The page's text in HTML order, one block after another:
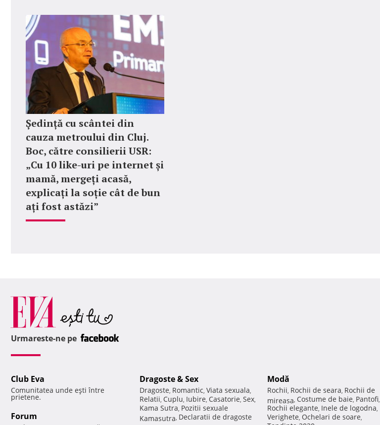
Ședință cu scântei din
cauza metroului din Cluj.
Boc, către consilierii USR:
„Cu 10 like-uri pe internet și
mamă, mergeți acasă,
explicați la soție cât de bun
ați fost astăzi”
Urmareste-ne pe
Club Eva
Comunitatea unde eşti între
prietene.
Forum
Dragoste & Sex
Dragoste, Romantic, Viata sexuala,
Relatii, Cuplu, Iubire, Casatorie, Sex,
Kama Sutra, Pozitii sexuale
Kamasutra, Declaratii de dragoste
Modă
Rochii, Rochii de seara, Rochii de
mireasa, Costume de baie, Pantofi,
Rochii elegante, Inele de logodna,
Verighete, Ochelari de soare,